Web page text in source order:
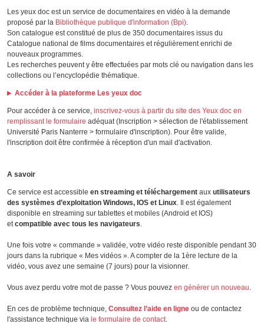
Les yeux doc est un service de documentaires en vidéo à la demande
proposé par la Bibliothèque publique d'information (Bpi).
Son catalogue est constitué de plus de 350 documentaires issus du
Catalogue national de films documentaires et régulièrement enrichi de
nouveaux programmes.
Les recherches peuvent y être effectuées par mots clé ou navigation dans les
collections ou l’encyclopédie thématique.
Accéder à la plateforme Les yeux doc
Pour accéder à ce service, inscrivez-vous à partir du site des Yeux doc en
remplissant le formulaire adéquat (Inscription > sélection de l'établissement
Université Paris Nanterre > formulaire d'inscription). Pour être valide,
l'inscription doit être confirmée à réception d'un mail d'activation.
A savoir
Ce service est accessible en streaming et téléchargement aux utilisateurs
des systèmes d’exploitation Windows, IOS et Linux. Il est également
disponible en streaming sur tablettes et mobiles (Android et IOS)
etcompatible avec tous les navigateurs.
Une fois votre « commande » validée, votre vidéo reste disponible pendant 30
jours dans la rubrique « Mes vidéos ». A compter de la 1ère lecture de la
vidéo, vous avez une semaine (7 jours) pour la visionner.
Vous avez perdu votre mot de passe ? Vous pouvez en générer un nouveau.
En ces de problème technique, Consultez l’aide en ligne ou de contactez
l'assistance technique via le formulaire de contact.